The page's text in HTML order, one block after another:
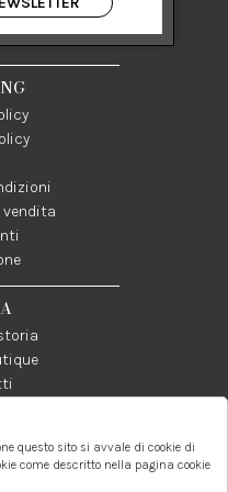
Italia
vendita
Contatti:
info@donna1981.it
questo sito si avvale di cookie di
come descritto nella pagina cookie